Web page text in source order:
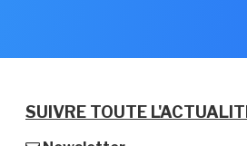
SUIVRE TOUTE